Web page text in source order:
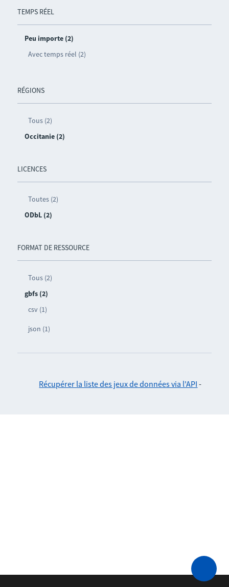
TEMPS RÉEL
Peu importe (2)
Avec temps réel (2)
RÉGIONS
Tous (2)
Occitanie (2)
LICENCES
Toutes (2)
ODbL (2)
FORMAT DE RESSOURCE
Tous (2)
gbfs (2)
csv (1)
json (1)
Récupérer la liste des jeux de données via l'API -